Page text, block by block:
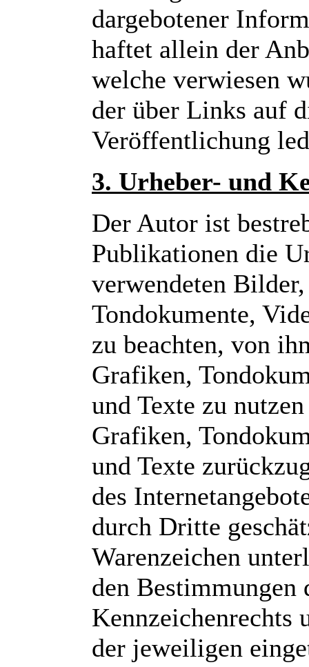
dargebotener
haftet allein der
welche verwiesen
der über Links auf
Veröffentlichung
3. Urheber- und
Der Autor ist
Publikationen die
verwendeten
Tondokumente,
zu beachten, von
Grafiken,
und Texte zu
Grafiken,
und Texte
des
durch Dritte
Warenzeichen
den
Kennzeichenrechts
der jeweiligen